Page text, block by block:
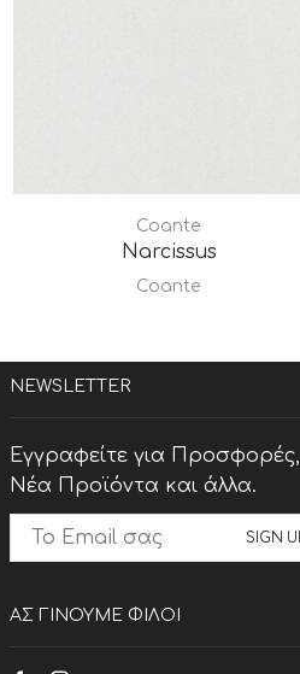
Coante
Νarcissus
Coante
NEWSLETTER
Εγγραφείτε για Προσφορές,
Νέα Προϊόντα και άλλα.
ΑΣ ΓΙΝΟΥΜΕ ΦΙΛΟΙ